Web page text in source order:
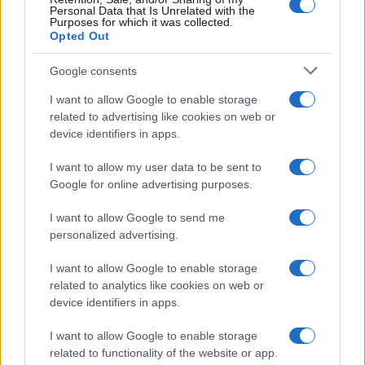
Personal Data that Is Unrelated with the
Purposes for which it was collected.
Opted Out
Google consents
I want to allow Google to enable storage
related to advertising like cookies on web or
device identifiers in apps.
I want to allow my user data to be sent to
Google for online advertising purposes.
I want to allow Google to send me
personalized advertising.
I want to allow Google to enable storage
related to analytics like cookies on web or
device identifiers in apps.
I want to allow Google to enable storage
related to functionality of the website or app.
e, sotto di lui, il ministro male in arnese Speranza
che adesso vuole siringare tutta la scuola, fino
all’asilo nido, banchi compresi, e, intorno a questi,
l’allegra accolita dei televirologi da gambetta
accavallata, che virologi non lo sono manco per
gnente, sono varia disumanità e dicono: ma quali
teta e farà un milione di morti al giorno, siete
sorci, siete porci ed altre amenità in tinta. E la
sensazione è che, dopo 18 mesi, siamo ancora
solo all’inizio.
Aria di golpe
bene? Che ne avete piene le scatole e non